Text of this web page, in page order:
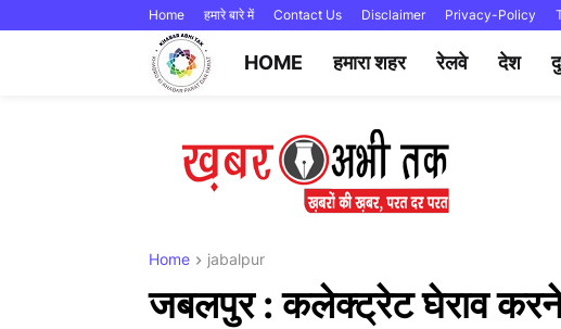
Home हमारे बारे में Contact Us Disclaimer Privacy-Policy
HOME हमारा शहर रेलवे देश
Home jabalpur
जबलपुर : कलेक्ट्रेट घेराव